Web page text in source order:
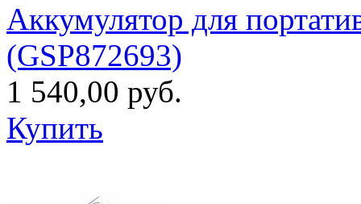
Аккумулятор для
(GSP872693)
1 540,00 руб.
Купить